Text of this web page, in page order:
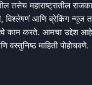
तसेच महाराष्ट्रातील
विश्लेषणं आणि ब्रेकिंग न्यूज
काम करते. आमचा उद्देश आहे
वस्तुनिष्ठ माहिती पोहोचवणे.